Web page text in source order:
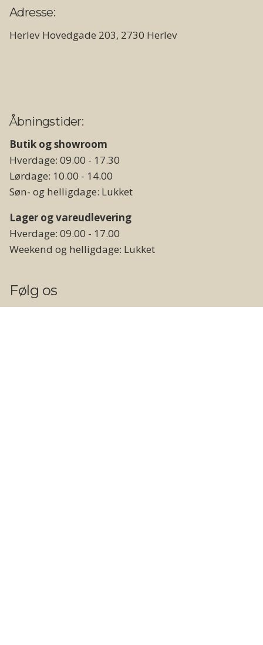
Adresse:
Herlev Hovedgade 203, 2730 Herlev
Åbningstider:
Butik og showroom
Hverdage: 09.00 - 17.30
Lørdage: 10.00 - 14.00
Søn- og helligdage: Lukket
Lager og vareudlevering
Hverdage: 09.00 - 17.00
Weekend og helligdage: Lukket
Følg os